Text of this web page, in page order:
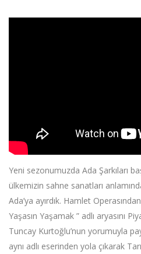
Yeni sezonumuzda Ada Şarkıları
ülkemizin sahne sanatları
Ada’ya ayırdık. Hamlet
Yaşasın Yaşamak ” adlı aryasını
Tuncay Kurtoğlu’nun yorumuyla
aynı adlı eserinden yola çıkarak